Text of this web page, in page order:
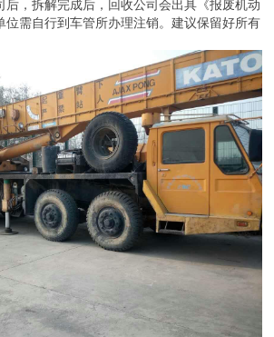
后，拆解完成后，回收公司会出具《报废机动
位需自行到车管所办理注销。建议保留好所有